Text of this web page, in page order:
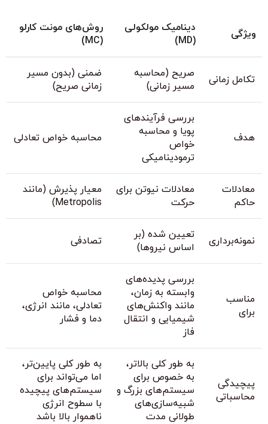
ویژگی
دینامیک مولکولی
(MD)
روش‌های مونت کارلو
(MC)
تکامل زمانی
صریح (محاسبه
مسیر زمانی)
ضمنی (بدون مسیر
زمانی صریح)
هدف
بررسی فرآیندهای
پویا و محاسبه
خواص
ترمودینامیکی
محاسبه خواص تعادلی
معادلات
حاکم
معادلات نیوتن برای
حرکت
معیار پذیرش (مانند
Metropolis)
نمونه‌برداری
تعیین شده (بر
اساس نیروها)
تصادفی
مناسب
برای
بررسی پدیده‌های
وابسته به زمان،
مانند واکنش‌های
شیمیایی و انتقال
فاز
محاسبه خواص
تعادلی، مانند انرژی،
دما و فشار
پیچیدگی
محاسباتی
به طور کلی بالاتر،
به خصوص برای
سیستم‌های بزرگ و
شبیه‌سازی‌های
طولانی مدت
به طور کلی پایین‌تر،
اما می‌تواند برای
سیستم‌های پیچیده
با سطوح انرژی
ناهموار بالا باشد